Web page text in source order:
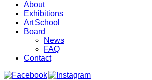
About
Exhibitions
Art School
Board
News
FAQ
Contact